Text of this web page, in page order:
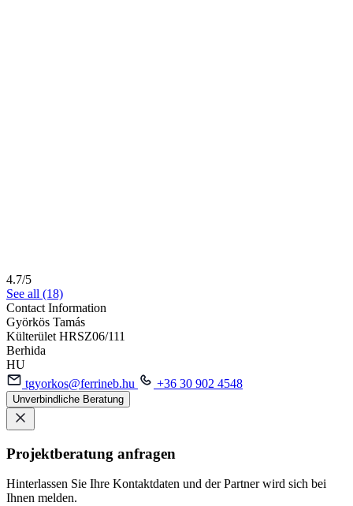
4.7/5
See all (18)
Contact Information
Györkös Tamás
Külterület HRSZ06/111
Berhida
HU
tgyorkos@ferrineb.hu
+36 30 902 4548
Unverbindliche Beratung
Projektberatung anfragen
Hinterlassen Sie Ihre Kontaktdaten und der Partner wird sich bei
Ihnen melden.